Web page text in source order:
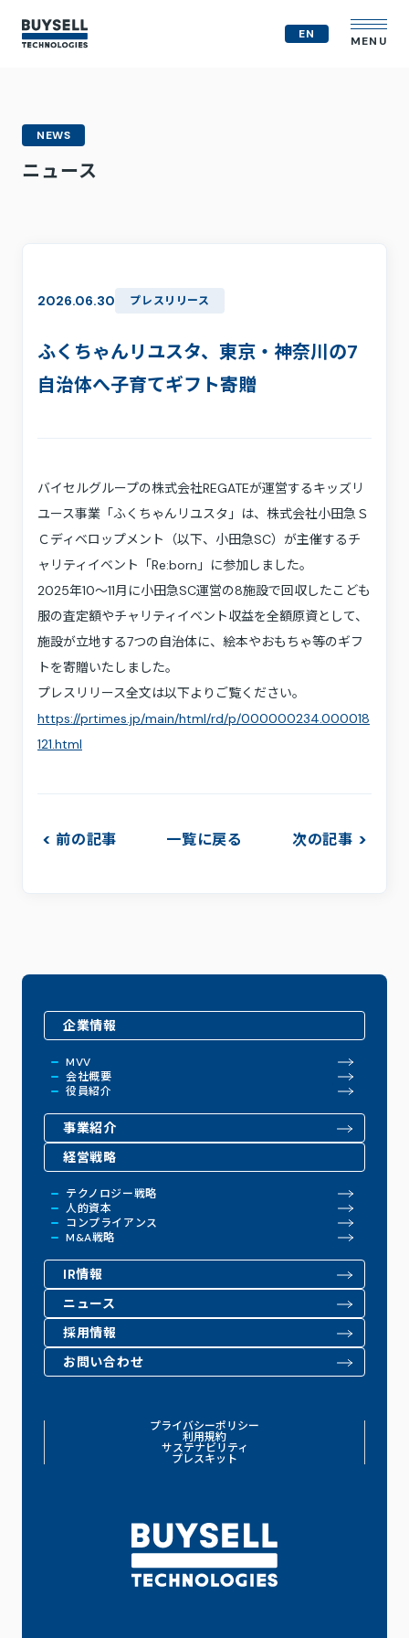
EN MENU
会社概要
人的資本
コンプライアンス体制
IR情報
ニュース
プライバシーポリシー
利用規約
サステナビリティ
プレスキット
NEWS
ニュース
2026.06.30 プレスリリース
ふくちゃんリユスタ、東京・神奈川の7
自治体へ子育てギフト寄贈
バイセルグループの株式会社REGATEが運営するキッズリ
ユース事業「ふくちゃんリユスタ」は、株式会社小田急Ｓ
Ｃディベロップメント（以下、小田急SC）が主催するチ
ャリティイベント「Re:born」に参加しました。
2025年10〜11月に小田急SC運営の8施設で回収したこども
服の査定額やチャリティイベント収益を全額原資として、
施設が立地する7つの自治体に、絵本やおもちゃ等のギフ
トを寄贈いたしました。
プレスリリース全文は以下よりご覧ください。
https://prtimes.jp/main/html/rd/p/000000234.000018
121.html
一覧に戻る
前の記事 次の記事
企業情報
MVV
会社概要
役員紹介
事業紹介
経営戦略
テクノロジー戦略
人的資本
コンプライアンス
M&A戦略
IR情報
ニュース
採用情報
お問い合わせ
プライバシーポリシー
利用規約
サステナビリティ
プレスキット